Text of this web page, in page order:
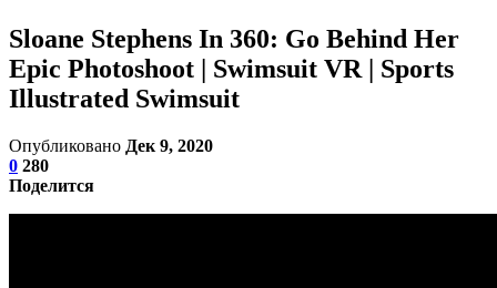
Sloane Stephens In 360: Go Behind Her
Epic Photoshoot | Swimsuit VR | Sports
Illustrated Swimsuit
Опубликовано Дек 9, 2020
0 280
Поделится